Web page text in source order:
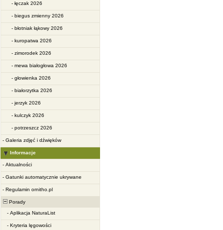
- łęczak 2026
- biegus zmienny 2026
- błotniak łąkowy 2026
- kuropatwa 2026
- zimorodek 2026
- mewa białogłowa 2026
- głowienka 2026
- białorzytka 2026
- jerzyk 2026
- kulczyk 2026
- potrzeszcz 2026
- Galeria zdjęć i dźwięków
Informacje
- Aktualności
- Gatunki automatycznie ukrywane
- Regulamin ornitho.pl
Porady
- Aplikacja NaturaList
- Kryteria lęgowości